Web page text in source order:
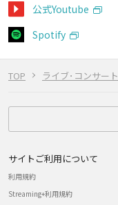
TOP ライブ･コンサート
公式Youtube
Spotify
サイトご利用について
利用規約
Streaming+利用規約